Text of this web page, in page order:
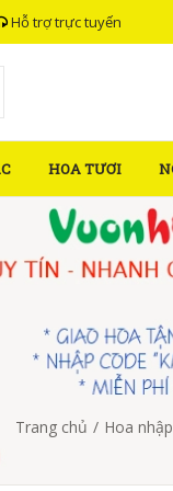
Hỗ trợ trực tuyến
HOA TƯƠI
Trang chủ / Hoa